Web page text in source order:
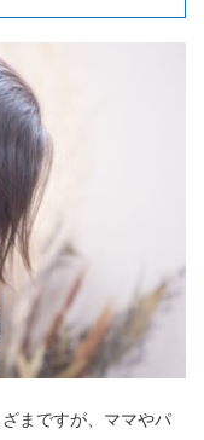
まですが、ママやパ